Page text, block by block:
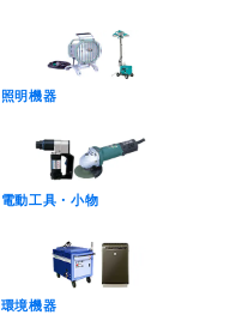
照明機器
電動工具・小物
環境機器